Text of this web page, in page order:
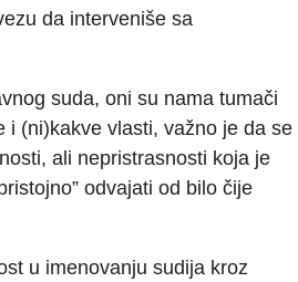
da interveniše sa
suda, oni su nama tumači
i (ni)kakve vlasti, važno je da se
ali nepristrasnosti koja je
odvajati od bilo čije
u imenovanju sudija kroz